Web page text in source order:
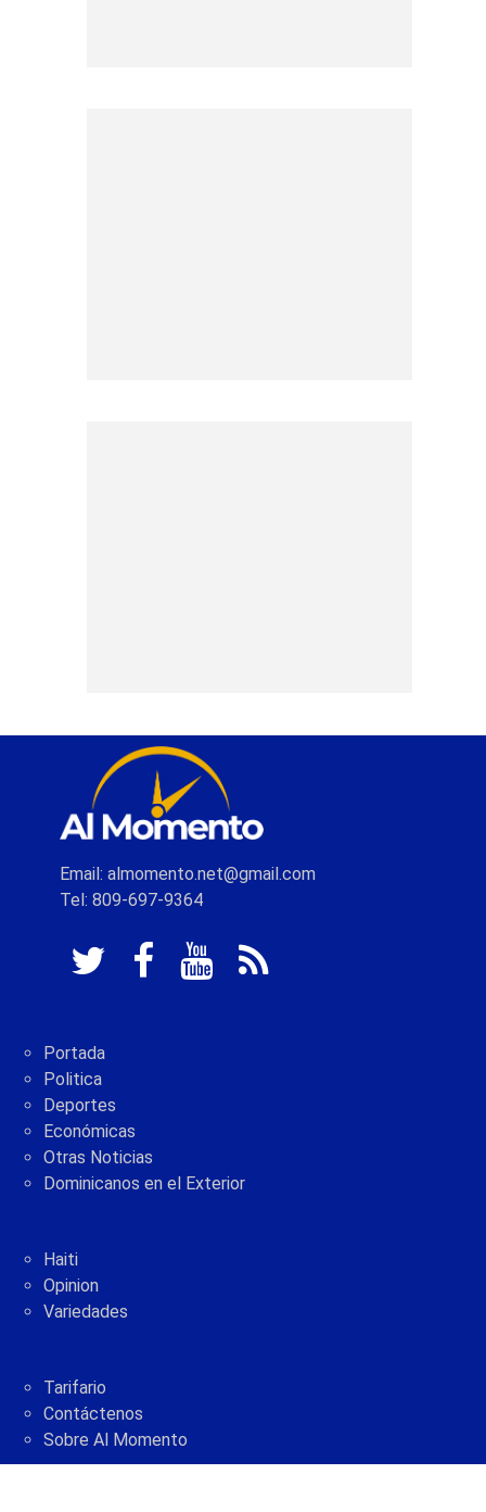
Email: almomento.net@gmail.com
Tel: 809-697-9364
Portada
Politica
Deportes
Económicas
Otras Noticias
Dominicanos en el Exterior
Haiti
Opinion
Variedades
Tarifario
Contáctenos
Sobre Al Momento